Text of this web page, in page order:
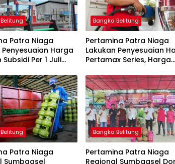
Patra Niaga
Penyesuaian Harga
Subsidi Per 1 Juli
Bangka Belitung
Pertamina Patra Niaga
Lakukan Penyesuaian
Pertamax Series, Harga
Tetap
Patra Niaga
Sumbagsel
Bangka Belitung
Pertamina Patra Niaga
Regional Sumbagsel